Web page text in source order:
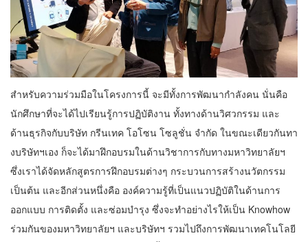
สำหรับความร่วมมือในโครงการนี้ จะมีทั้งการพัฒนากำลังคน นั่นคือ
นักศึกษาที่จะได้ไปเรียนรู้การปฏิบัติงาน ทั้งทางด้านวิศวกรรม และ
ด้านธุรกิจกับบริษัท กรีนเทค โอโซน โซลูชั่น จำกัด ในขณะเดียวกันทา
งบริษัทฯเอง ก็จะได้มาฝึกอบรมในด้านวิชาการกับทางมหาวิทยาลัยฯ
ซึ่งเราได้จัดหลักสูตรการฝึกอบรมต่างๆ กระบวนการสร้างนวัตกรรม
เป็นต้น และอีกส่วนหนึ่งคือ องค์ความรู้ที่เป็นแนวปฏิบัติในด้านการ
ออกแบบ การติดตั้ง และซ่อมบำรุง ซึ่งจะทำอย่างไรให้เป็น Knowhow
ร่วมกันของมหาวิทยาลัยฯ และบริษัทฯ รวมไปถึงการพัฒนาเทคโนโลยี